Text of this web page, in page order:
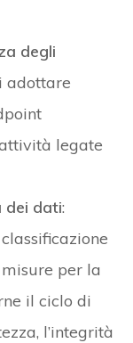
degli
adottare
legate
dei dati:
per la
il ciclo di
l’integrità